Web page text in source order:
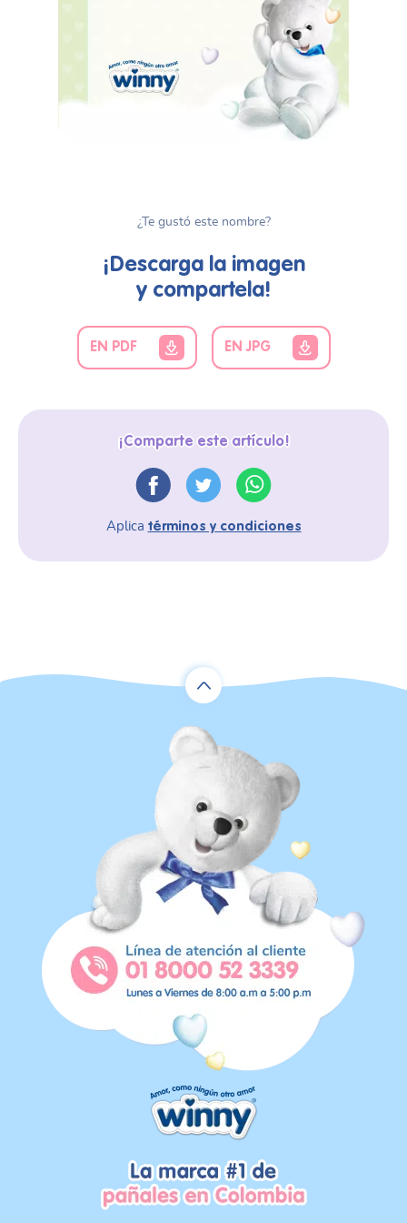
¿Te gustó este nombre?
¡Descarga la imagen
y compartela!
EN PDF EN JPG
¡Comparte este artículo!
Aplica términos y condiciones